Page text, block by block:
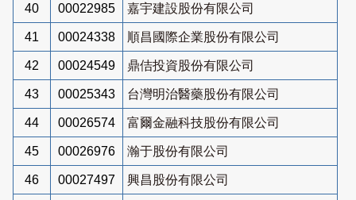
40 00022985 嘉宇建設股份有限公司
41 00024338 順昌國際企業股份有限公司
42 00024549 鼎佶投資股份有限公司
43 00025343 台灣明治醫藥股份有限公司
44 00026574 富爾金融科技股份有限公司
45 00026976 瀚于股份有限公司
46 00027497 興昌股份有限公司